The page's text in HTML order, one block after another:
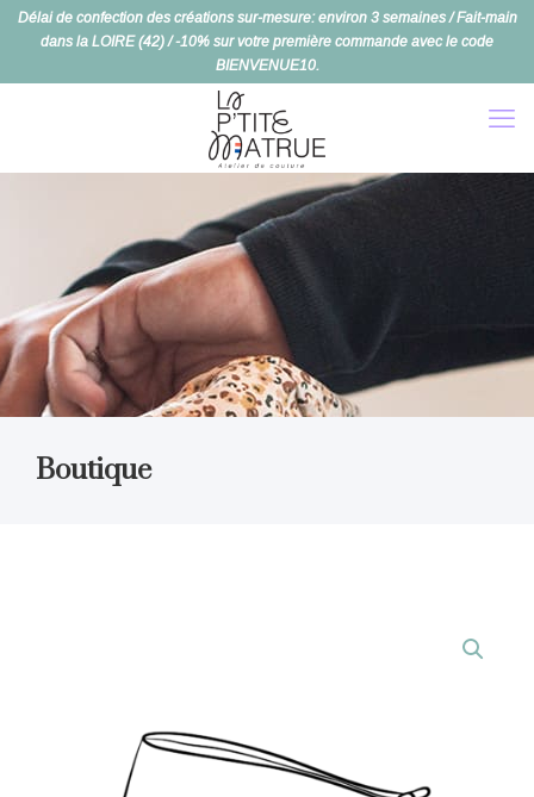
Délai de confection des créations sur-mesure: environ 3 semaines / Fait-main
dans la LOIRE (42) / -10% sur votre première commande avec le code
BIENVENUE10.
Boutique